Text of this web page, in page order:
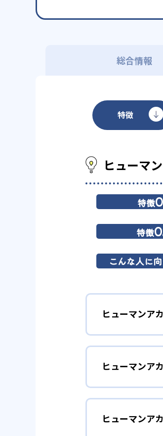
総合情報
特徴
ヒューマ
特徴
特徴
こんな人に
ヒューマンア
1
ヒューマンアカ
室、さんすう数
2
ヒューマンア
ヒューマンアカ
ヒューマンア